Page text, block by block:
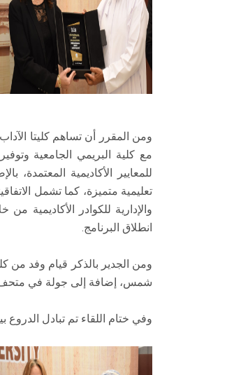
ومن المقرر أن تساهم كليتا
مع كلية البريمي الجامعية
للمعايير الأكاديمية
تعليمية متميزة، كما تشمل
والإدارية للكوادر الأكاديمية
انطلاق البرنامج.
ومن الجدير بالذكر قيام وفد من
شمس، إضافة إلى جولة في متحف
وفي ختام اللقاء تم تبادل الدروع